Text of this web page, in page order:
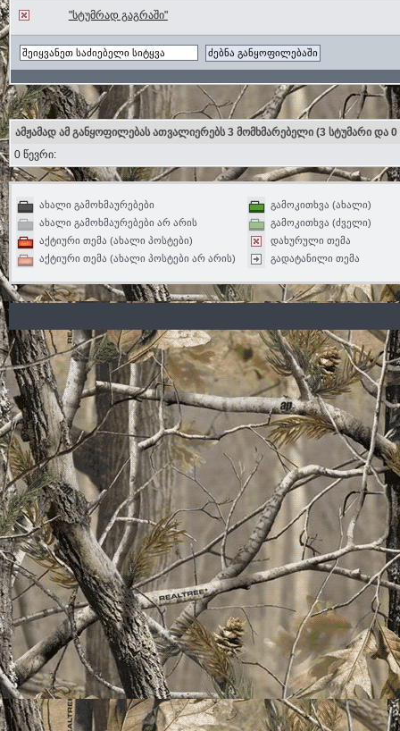
"სტუმრად გაგრაში"
ამჟამად ამ განყოფილებას ათვალიერებს 3 მომხმარებელი (3 სტუმარი და 0
0 წევრი:
ახალი გამოხმაურებები
ახალი გამოხმაურებები არ არის
აქტიური თემა (ახალი პოსტები)
აქტიური თემა (ახალი პოსტები არ არის)
გამოკითხვა (ახალი)
გამოკითხვა (ძველი)
დახურული თემა
გადატანილი თემა